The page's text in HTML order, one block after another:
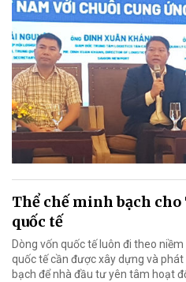
Thể chế minh bạch
quốc tế
Dòng vốn quốc tế luôn đi theo
quốc tế cần được xây dựng và
bạch để nhà đầu tư yên tâm hoạt